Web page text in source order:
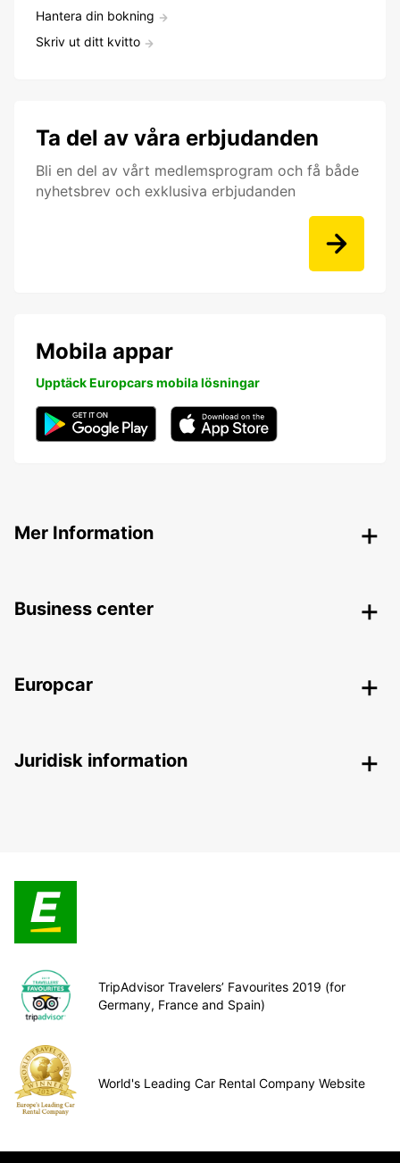
Hantera din bokning
Skriv ut ditt kvitto
Ta del av våra erbjudanden
Bli en del av vårt medlemsprogram och få både
nyhetsbrev och exklusiva erbjudanden
Mobila appar
Upptäck Europcars mobila lösningar
Mer Information
Business center
Europcar
Juridisk information
TripAdvisor Travelers’ Favourites 2019 (for
Germany, France and Spain)
World's Leading Car Rental Company Website